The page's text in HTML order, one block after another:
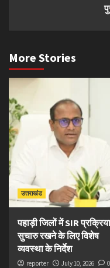
More Stories
उत्तराखंड
पहाड़ी जिलों में SIR प्रक्रिया
सुचारु रखने के लिए विशेष
व्यवस्था के निर्देश
reporter July 10, 2026 0